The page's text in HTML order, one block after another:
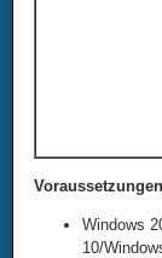
Windows
10/